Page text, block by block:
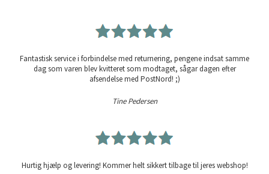
Fantastisk service i forbindelse med returnering, pengene indsat samme
dag som varen blev kvitteret som modtaget, sågar dagen efter
afsendelse med PostNord! ;)
Tine Pedersen
Hurtig hjælp og levering! Kommer helt sikkert tilbage til jeres webshop!